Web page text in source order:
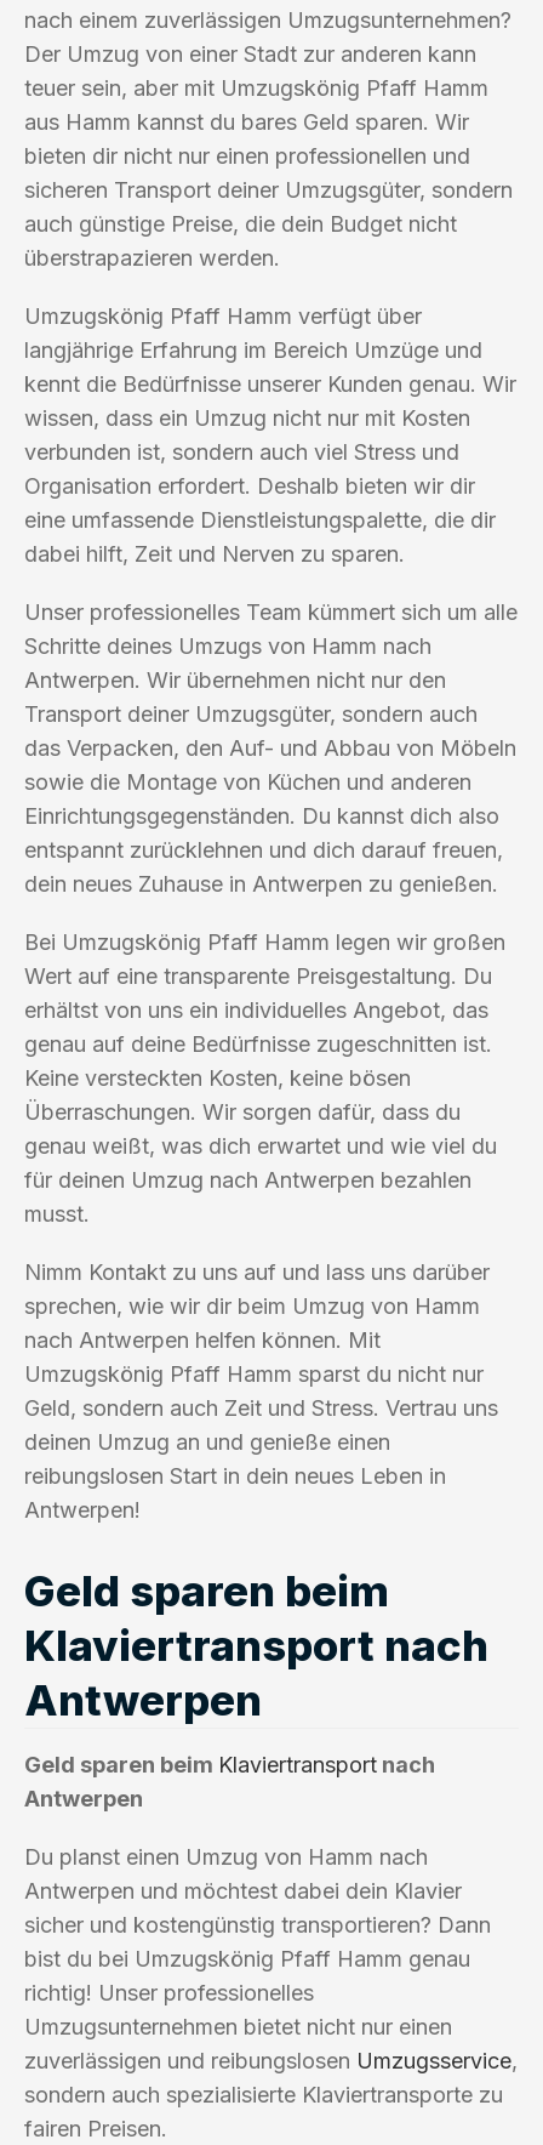
nach einem zuverlässigen Umzugsunternehmen?
Der Umzug von einer Stadt zur anderen kann
teuer sein, aber mit Umzugskönig Pfaff Hamm
aus Hamm kannst du bares Geld sparen. Wir
bieten dir nicht nur einen professionellen und
sicheren Transport deiner Umzugsgüter, sondern
auch günstige Preise, die dein Budget nicht
überstrapazieren werden.
Umzugskönig Pfaff Hamm verfügt über
langjährige Erfahrung im Bereich Umzüge und
kennt die Bedürfnisse unserer Kunden genau. Wir
wissen, dass ein Umzug nicht nur mit Kosten
verbunden ist, sondern auch viel Stress und
Organisation erfordert. Deshalb bieten wir dir
eine umfassende Dienstleistungspalette, die dir
dabei hilft, Zeit und Nerven zu sparen.
Unser professionelles Team kümmert sich um alle
Schritte deines Umzugs von Hamm nach
Antwerpen. Wir übernehmen nicht nur den
Transport deiner Umzugsgüter, sondern auch
das Verpacken, den Auf- und Abbau von Möbeln
sowie die Montage von Küchen und anderen
Einrichtungsgegenständen. Du kannst dich also
entspannt zurücklehnen und dich darauf freuen,
dein neues Zuhause in Antwerpen zu genießen.
Bei Umzugskönig Pfaff Hamm legen wir großen
Wert auf eine transparente Preisgestaltung. Du
erhältst von uns ein individuelles Angebot, das
genau auf deine Bedürfnisse zugeschnitten ist.
Keine versteckten Kosten, keine bösen
Überraschungen. Wir sorgen dafür, dass du
genau weißt, was dich erwartet und wie viel du
für deinen Umzug nach Antwerpen bezahlen
musst.
Nimm Kontakt zu uns auf und lass uns darüber
sprechen, wie wir dir beim Umzug von Hamm
nach Antwerpen helfen können. Mit
Umzugskönig Pfaff Hamm sparst du nicht nur
Geld, sondern auch Zeit und Stress. Vertrau uns
deinen Umzug an und genieße einen
reibungslosen Start in dein neues Leben in
Antwerpen!
Geld sparen beim
Klaviertransport nach
Antwerpen
Geld sparen beim Klaviertransport nach
Antwerpen
Du planst einen Umzug von Hamm nach
Antwerpen und möchtest dabei dein Klavier
sicher und kostengünstig transportieren? Dann
bist du bei Umzugskönig Pfaff Hamm genau
richtig! Unser professionelles
Umzugsunternehmen bietet nicht nur einen
zuverlässigen und reibungslosen Umzugsservice,
sondern auch spezialisierte Klaviertransporte zu
fairen Preisen.